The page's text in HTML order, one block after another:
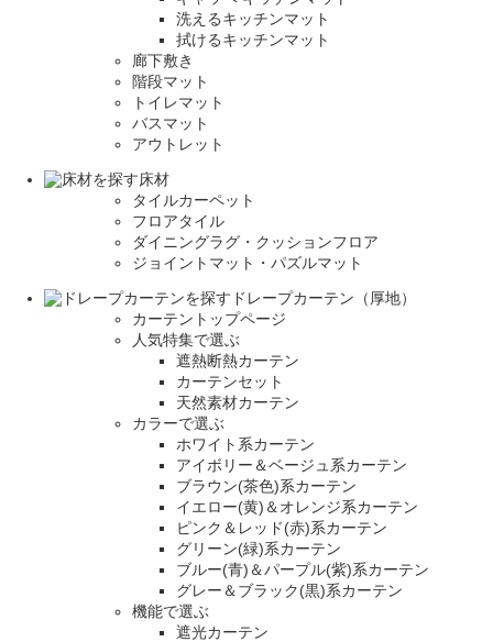
洗えるキッチンマット
拭けるキッチンマット
廊下敷き
階段マット
トイレマット
バスマット
アウトレット
床材
タイルカーペット
フロアタイル
ダイニングラグ・クッションフロア
ジョイントマット・パズルマット
ドレープカーテン（厚地）
カーテントップページ
人気特集で選ぶ
遮熱断熱カーテン
カーテンセット
天然素材カーテン
カラーで選ぶ
ホワイト系カーテン
アイボリー＆ベージュ系カーテン
ブラウン(茶色)系カーテン
イエロー(黄)＆オレンジ系カーテン
ピンク＆レッド(赤)系カーテン
グリーン(緑)系カーテン
ブルー(青)＆パープル(紫)系カーテン
グレー＆ブラック(黒)系カーテン
機能で選ぶ
遮光カーテン